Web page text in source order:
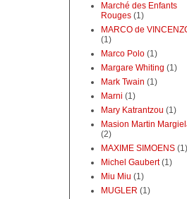
Marché des Enfants
Rouges (1)
MARCO de
(1)
Marco Polo (1)
Margare Whiting (1)
Mark Twain (1)
Marni (1)
Mary Katrantzou (1)
Masion Martin
(2)
MAXIME SIMOENS (1)
Michel Gaubert (1)
Miu Miu (1)
MUGLER (1)